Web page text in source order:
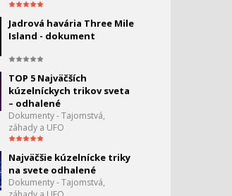
Jadrová havária Three Mile
Island - dokument
TOP 5 Najväčších
kúzelníckych trikov sveta
– odhalené
Dokumenty - Tajomstvá,
záhady a UFO
Najväčšie kúzelnícke triky
na svete odhalené
Dokumenty - Tajomstvá,